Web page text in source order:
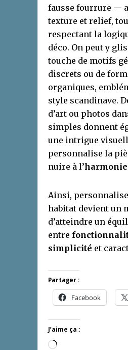
fausse fourrure —
texture et relief,
respectant la
déco. On peut y
touche de motifs
discrets ou de
organiques,
style scandinave.
d’art ou photos
simples donnent
une intrigue
personnalise la
nuire à l’harmonie
Ainsi,
habitat devient un
d’atteindre un
entre
simplicité et
Partager :
Facebook
J’aime ça :
Chargement…